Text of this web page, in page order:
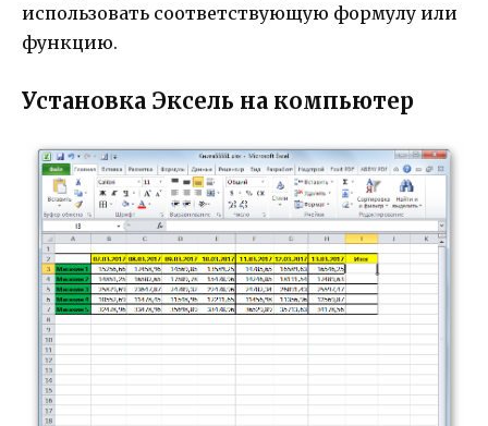
использовать соответствующую формулу или
функцию.
Установка Эксель на компьютер